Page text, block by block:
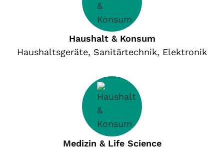
Haushalt & Konsum
Haushaltsgeräte, Sanitärtechnik, Elektronik
Medizin & Life Science